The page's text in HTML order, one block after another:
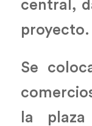
central,
proyecto.
Se
la